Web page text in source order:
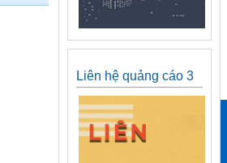
Liên hệ quảng cáo 3